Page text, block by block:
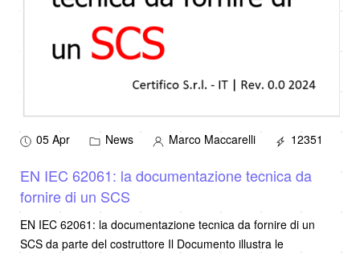
05 Apr News Marco Maccarelli 12351
EN IEC 62061: la documentazione tecnica da
fornire di un SCS
EN IEC 62061: la documentazione tecnica da fornire di un
SCS da parte del costruttore Il Documento illustra le